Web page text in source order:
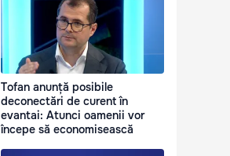
Tofan anunță posibile
deconectări de curent în
evantai: Atunci oamenii vor
începe să economisească